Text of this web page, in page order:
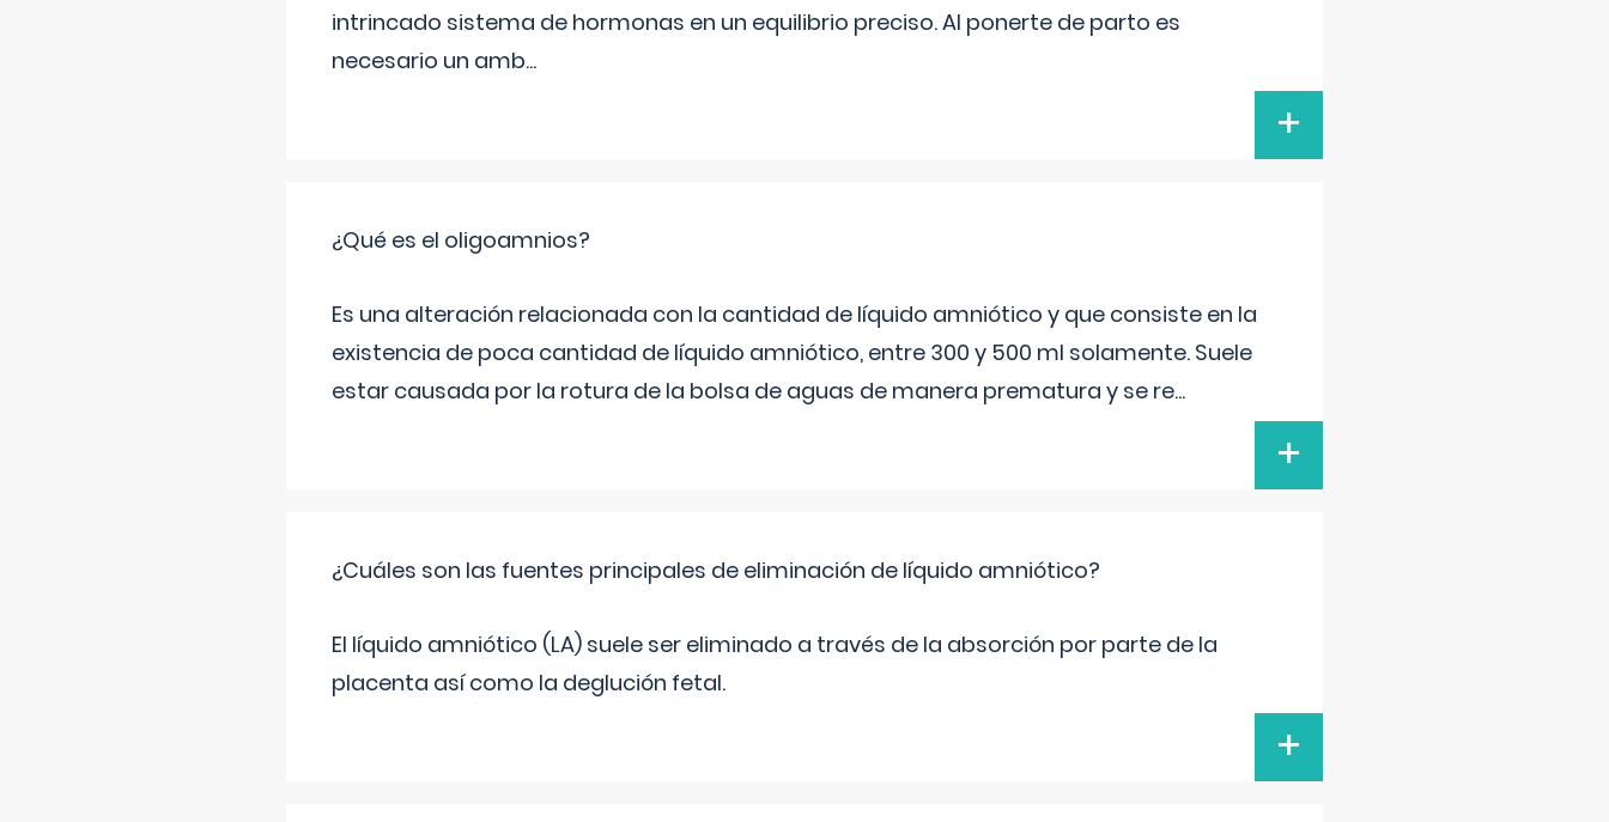
intrincado sistema de hormonas en un equilibrio preciso. Al ponerte de parto es
necesario un amb...
+
¿Qué es el oligoamnios?
Es una alteración relacionada con la cantidad de líquido amniótico y que consiste en la
existencia de poca cantidad de líquido amniótico, entre 300 y 500 ml solamente. Suele
estar causada por la rotura de la bolsa de aguas de manera prematura y se re...
+
¿Cuáles son las fuentes principales de eliminación de líquido amniótico?
El líquido amniótico (LA) suele ser eliminado a través de la absorción por parte de la
placenta así como la deglución fetal.
+